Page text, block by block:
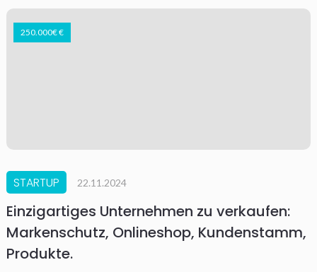
250.000€ €
STARTUP 22.11.2024
Einzigartiges Unternehmen zu verkaufen:
Markenschutz, Onlineshop, Kundenstamm,
Produkte.